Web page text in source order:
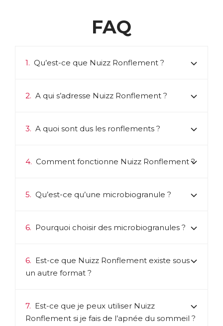
La Gomme d’acacia encapsule l’huile essentielle de
Menthe poivrée, ce qui permet de diffuser
Enfin la Vitamine E exerce une action antioxydante,
ACL : 4781460
Télécharger la fiche produit
FAQ
1. Qu’est-ce que Nuizz Ronflement ?
2. A qui s’adresse Nuizz Ronflement ?
3. A quoi sont dus les ronflements ?
4. Comment fonctionne Nuizz Ronflement ?
5. Qu’est-ce qu’une microbiogranule ?
6. Pourquoi choisir des microbiogranules ?
6. Est-ce que Nuizz Ronflement existe sous
un autre format ?
7. Est-ce que je peux utiliser Nuizz
Ronflement si je fais de l’apnée du sommeil ?